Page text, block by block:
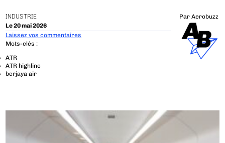
INDUSTRIE
Le 20 mai 2026
Par Aerobuzz
Laissez vos commentaires
Mots-clés :
ATR
ATR highline
berjaya air